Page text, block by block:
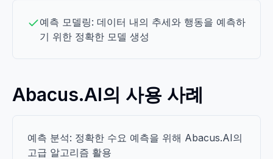
예측 모델링: 데이터 내의 추세와 행동을 예측하
기 위한 정확한 모델 생성
Abacus.AI의 사용 사례
예측 분석: 정확한 수요 예측을 위해 Abacus.AI의
고급 알고리즘 활용